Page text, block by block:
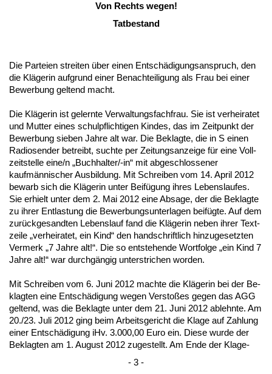
Von Rechts we­gen!
Tat­be­stand
Die Par­tei­en strei­ten über ei­nen Entschädi­gungs­an­spruch, den
die Kläge­rin auf­grund ei­ner Be­nach­tei­li­gung als Frau bei ei­ner
Be­wer­bung gel­tend macht.
Die Kläge­rin ist ge­lern­te Ver­wal­tungs­fach­frau. Sie ist ver­hei­ra­tet
und Mut­ter ei­nes schul­pflich­ti­gen Kin­des, das im Zeit­punkt der
Be­wer­bung sie­ben Jah­re alt war. Die Be­klag­te, die in S ei­nen
Ra­dio­sen­der be­treibt, such­te per Zei­tungs­an­zei­ge für ei­ne Voll­
zeit­stel­le ei­ne/n „Buch­hal­ter/-in“ mit ab­ge­schlos­se­ner
kaufmänni­scher Aus­bil­dung. Mit Schrei­ben vom 14. April 2012
be­warb sich die Kläge­rin un­ter Beifügung ih­res Le­bens­lau­fes.
Sie er­hielt un­ter dem 2. Mai 2012 ei­ne Ab­sa­ge, der die Be­klag­te
zu ih­rer Ent­las­tung die Be­wer­bungs­un­ter­la­gen beifügte. Auf dem
zurück­ge­sand­ten Le­bens­lauf fand die Kläge­rin ne­ben ih­rer Text­
zei­le „ver­hei­ra­tet, ein Kind“ den hand­schrift­lich hin­zu­ge­setz­ten
Ver­merk „7 Jah­re alt!“. Die so ent­ste­hen­de Wort­fol­ge „ein Kind 7
Jah­re alt!“ war durchgängig un­ter­stri­chen wor­den.
Mit Schrei­ben vom 6. Ju­ni 2012 mach­te die Kläge­rin bei der Be­
klag­ten ei­ne Entschädi­gung we­gen Ver­s­toßes ge­gen das AGG
gel­tend, was die Be­klag­te un­ter dem 21. Ju­ni 2012 ab­lehn­te. Am
20./23. Ju­li 2012 ging beim Ar­beits­ge­richt die Kla­ge auf Zah­lung
ei­ner Entschädi­gung iHv. 3.000,00 Eu­ro ein. Die­se wur­de der
Be­klag­ten am 1. Au­gust 2012 zu­ge­stellt. Am En­de der Kla­ge-
- 3 -